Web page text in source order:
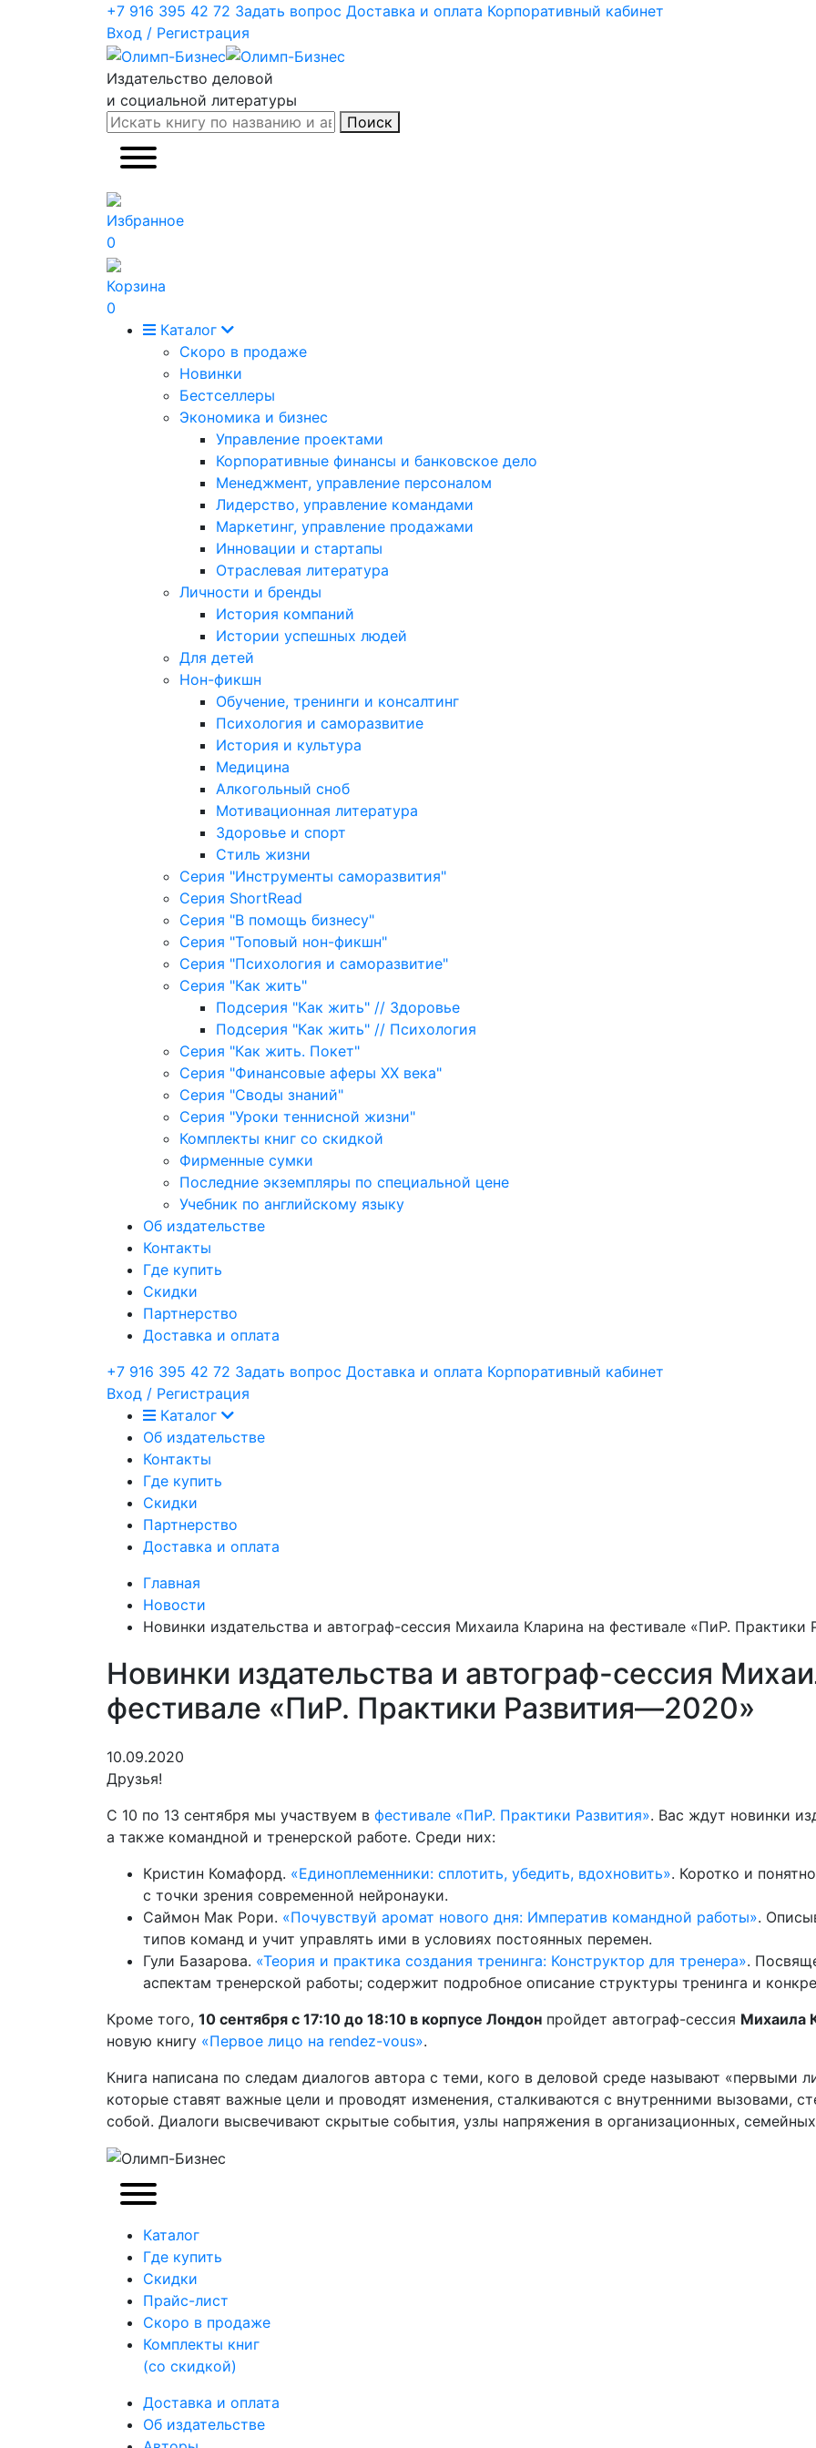
+7 916 395 42 72 Задать вопрос Доставка и оплата Корпоративный кабинет
Вход / Регистрация
Издательство деловой
и социальной литературы
Поиск
Избранное
0
Корзина
0
Каталог
Скоро в продаже
Новинки
Бестселлеры
Экономика и бизнес
Управление проектами
Корпоративные финансы и банковское дело
Менеджмент, управление персоналом
Лидерство, управление командами
Маркетинг, управление продажами
Инновации и стартапы
Отраслевая литература
Личности и бренды
История компаний
Истории успешных людей
Для детей
Нон-фикшн
Обучение, тренинги и консалтинг
Психология и саморазвитие
История и культура
Медицина
Алкогольный сноб
Мотивационная литература
Здоровье и спорт
Стиль жизни
Серия "Инструменты саморазвития"
Серия ShortRead
Серия "В помощь бизнесу"
Серия "Топовый нон-фикшн"
Серия "Психология и саморазвитие"
Серия "Как жить"
Подсерия "Как жить" // Здоровье
Подсерия "Как жить" // Психология
Серия "Как жить. Покет"
Серия "Финансовые аферы XX века"
Серия "Своды знаний"
Серия "Уроки теннисной жизни"
Комплекты книг со скидкой
Фирменные сумки
Последние экземпляры по специальной цене
Учебник по английскому языку
Об издательстве
Контакты
Где купить
Скидки
Партнерство
Доставка и оплата
+7 916 395 42 72 Задать вопрос Доставка и оплата Корпоративный кабинет
Вход / Регистрация
Каталог
Об издательстве
Контакты
Где купить
Скидки
Партнерство
Доставка и оплата
Главная
Новости
Новинки издательства и автограф-сессия Михаила Кларина на фестивале «ПиР. Практики
Новинки издательства и автограф-сессия
фестивале «ПиР. Практики Развития—2020»
10.09.2020
Друзья!
С 10 по 13 сентября мы участвуем в фестивале «ПиР. Практики Развития». Вас ждут новинки
а также командной и тренерской работе. Среди них:
Кристин Комафорд. «Единоплеменники: сплотить, убедить, вдохновить». Коротко и
с точки зрения современной нейронауки.
Саймон Мак Рори. «Почувствуй аромат нового дня: Императив командной работы».
типов команд и учит управлять ими в условиях постоянных перемен.
Гули Базарова. «Теория и практика создания тренинга: Конструктор для тренера».
аспектам тренерской работы; содержит подробное описание структуры тренинга и
Кроме того, 10 сентября с 17:10 до 18:10 в корпусе Лондон пройдет автограф-сессия Михаила
новую книгу «Первое лицо на rendez-vous».
Книга написана по следам диалогов автора с теми, кого в деловой среде называют «первыми
которые ставят важные цели и проводят изменения, сталкиваются с внутренними вызовами,
собой. Диалоги высвечивают скрытые события, узлы напряжения в организационных,
Каталог
Где купить
Скидки
Прайc-лист
Скоро в продаже
Комплекты книг
(со скидкой)
Доставка и оплата
Об издательстве